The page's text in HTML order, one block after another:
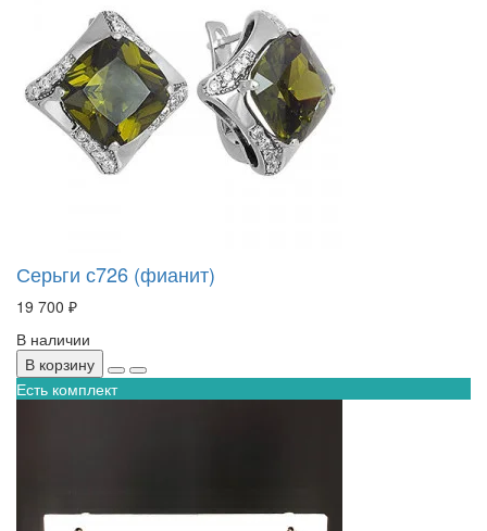
Серьги с726 (фианит)
19 700 ₽
В наличии
В корзину
Есть комплект